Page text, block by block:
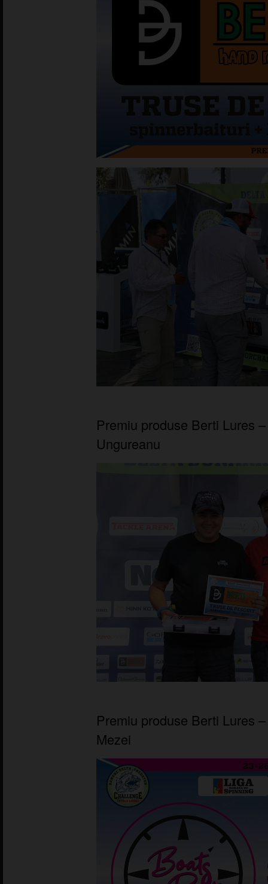
Premiu produse Berti Lures
Ungureanu
Premiu produse Berti Lures
Mezei